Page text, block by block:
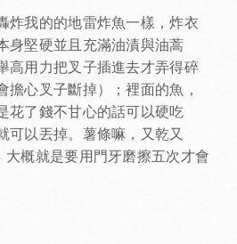
炸我的的地雷炸魚一樣，炸衣
身堅硬並且充滿油漬與油蒿
高用力把叉子插進去才弄得碎
擔心叉子斷掉）；裡面的魚，
花了錢不甘心的話可以硬吃
可以丟掉。薯條嘛，又乾又
概就是要用門牙磨擦五次才會